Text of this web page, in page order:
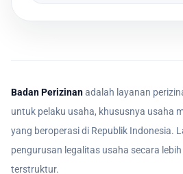
Badan Perizinanadalah layanan
untuk pelaku usaha, khususnya usaha
yang beroperasi di Republik Indonesia.
pengurusan legalitas usaha secara
terstruktur.